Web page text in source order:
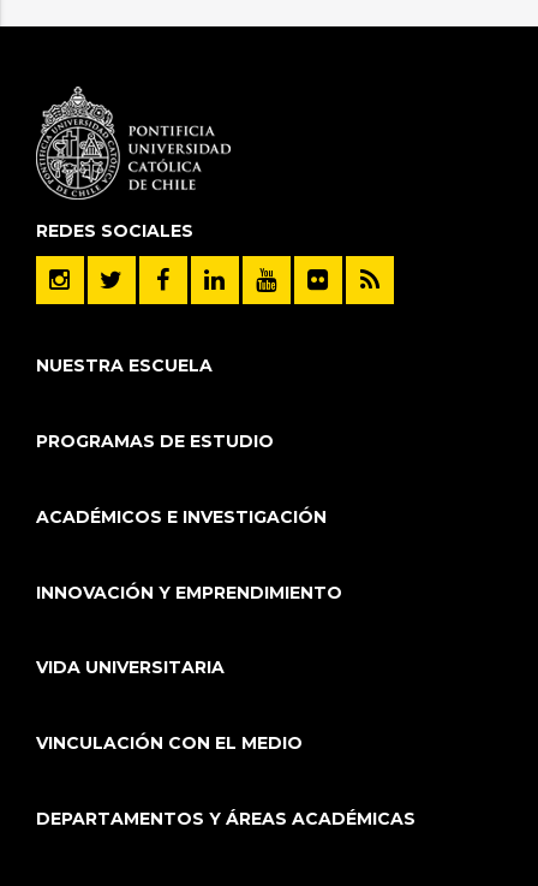
REDES SOCIALES
NUESTRA ESCUELA
PROGRAMAS DE ESTUDIO
ACADÉMICOS E INVESTIGACIÓN
INNOVACIÓN Y EMPRENDIMIENTO
VIDA UNIVERSITARIA
VINCULACIÓN CON EL MEDIO
DEPARTAMENTOS Y ÁREAS ACADÉMICAS